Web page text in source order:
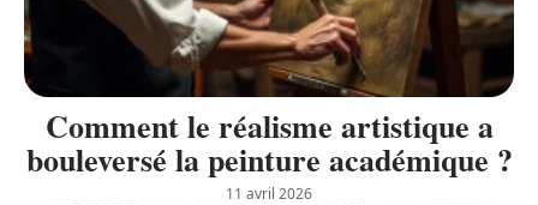
Comment le réalisme artistique a
bouleversé la peinture académique ?
11 avril 2026